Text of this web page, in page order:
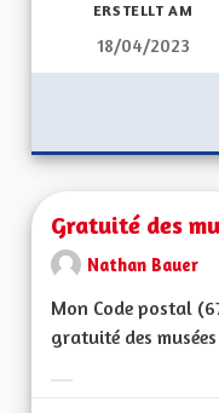
ERSTELLT AM
18/04/2023
Gratuité des
Nathan Bauer
Mon Code postal
gratuité des